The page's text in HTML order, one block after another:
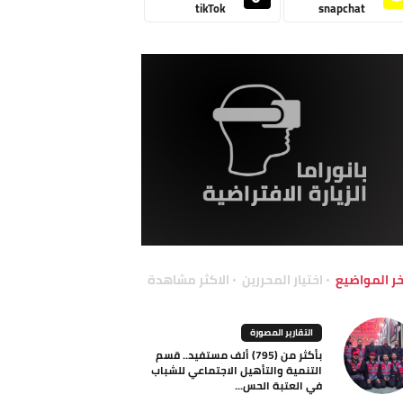
snapchat
tikTok
المواضيع اختيار المحررين الاكثر مشاهدة
التقارير المصورة
بأكثر من (795) ألف مستفيد.. قسم
التنمية والتأهيل الاجتماعي للشباب
في العتبة الحس...